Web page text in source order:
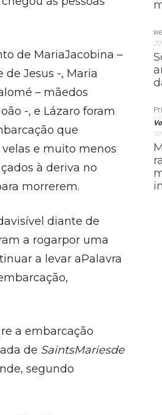
de MariaJacobina –
Jesus -, Maria
– mãedos
-, e Lázaro foram
que
e muito menos
à deriva no
morrerem.
diante de
a rogarpor uma
a levar aPalavra
a embarcação
de SaintsMariesde
segundo